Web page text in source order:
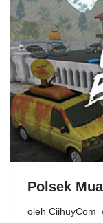
Polsek
oleh CiihuyCom